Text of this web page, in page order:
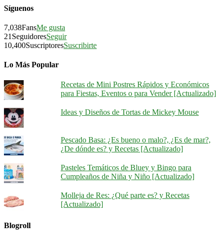
Síguenos
7,038FansMe gusta
21 SeguidoresSeguir
10,400SuscriptoresSuscribirte
Lo Más Popular
Recetas de Mini Postres Rápidos y Económicos
para Fiestas, Eventos o para Vender [Actualizado]
Ideas y Diseños de Tortas de Mickey Mouse
Pescado Basa: ¿Es bueno o malo?, ¿Es de mar?,
¿De dónde es? y Recetas [Actualizado]
Pasteles Temáticos de Bluey y Bingo para
Cumpleaños de Niña y Niño [Actualizado]
Molleja de Res: ¿Qué parte es? y Recetas
[Actualizado]
Blogroll